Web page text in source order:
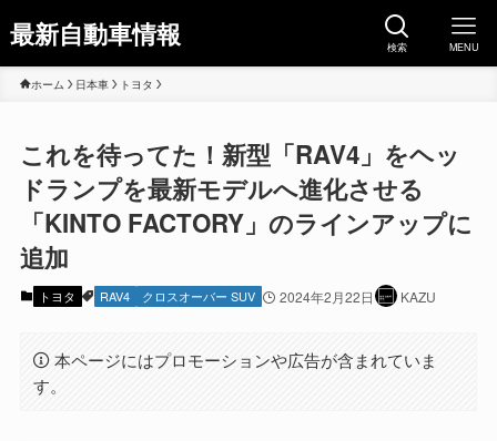
最新自動車情報 検索 MENU
ホーム 日本車 トヨタ
これを待ってた！新型「RAV4」をヘッ
ドランプを最新モデルへ進化させる
「KINTO FACTORY」のラインアップに
追加
トヨタ RAV4 クロスオーバー SUV 2024年2月22日 KAZU
本ページにはプロモーションや広告が含まれていま
す。